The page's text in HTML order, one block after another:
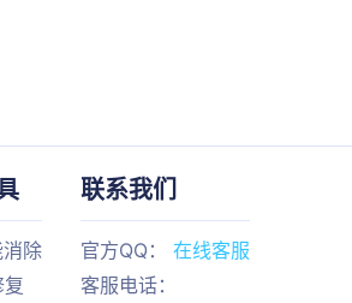
除
复
联系我们
官方QQ： 在线客服
客服电话：